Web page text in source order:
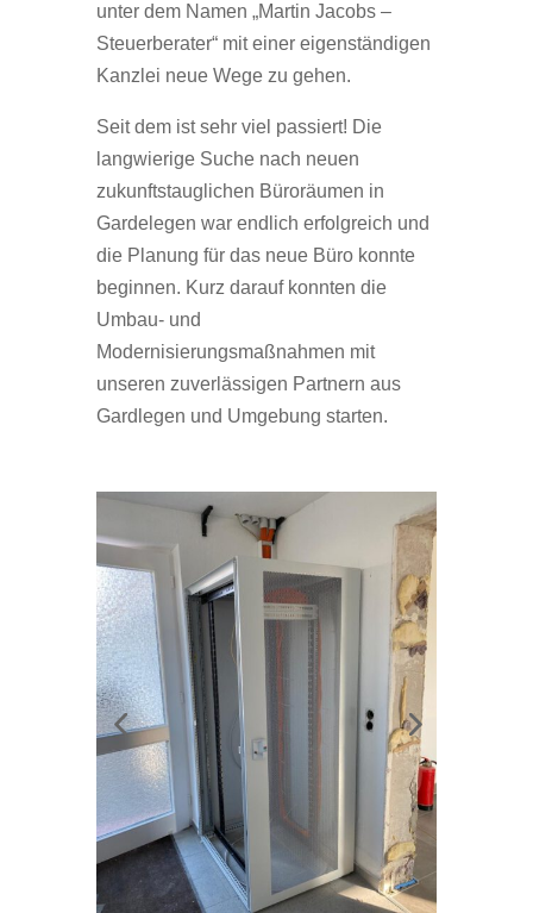
unter dem Namen „Martin Jacobs –
Steuerberater“ mit einer eigenständigen
Kanzlei neue Wege zu gehen.
Seit dem ist sehr viel passiert! Die
langwierige Suche nach neuen
zukunftstauglichen Büroräumen in
Gardelegen war endlich erfolgreich und
die Planung für das neue Büro konnte
beginnen. Kurz darauf konnten die
Umbau- und
Modernisierungsmaßnahmen mit
unseren zuverlässigen Partnern aus
Gardlegen und Umgebung starten.